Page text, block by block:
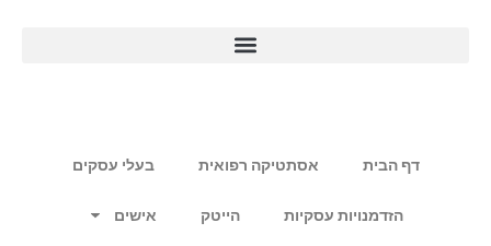
דף הבית אסתטיקה רפואית בעלי עסקים
הזדמנויות עסקיות הייטק אישים